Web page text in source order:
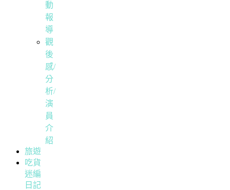
動
報
導
觀
後
感/
分
析/
演
員
介
紹
旅遊
吃貨
迷編
日記